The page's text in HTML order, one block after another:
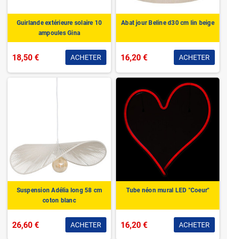
Guirlande extérieure solaire 10
ampoules Gina
18,50 € ACHETER
Abat jour Beline d30 cm lin beige
16,20 € ACHETER
Suspension Adélia long 58 cm
coton blanc
26,60 € ACHETER
Tube néon mural LED "Coeur"
16,20 € ACHETER